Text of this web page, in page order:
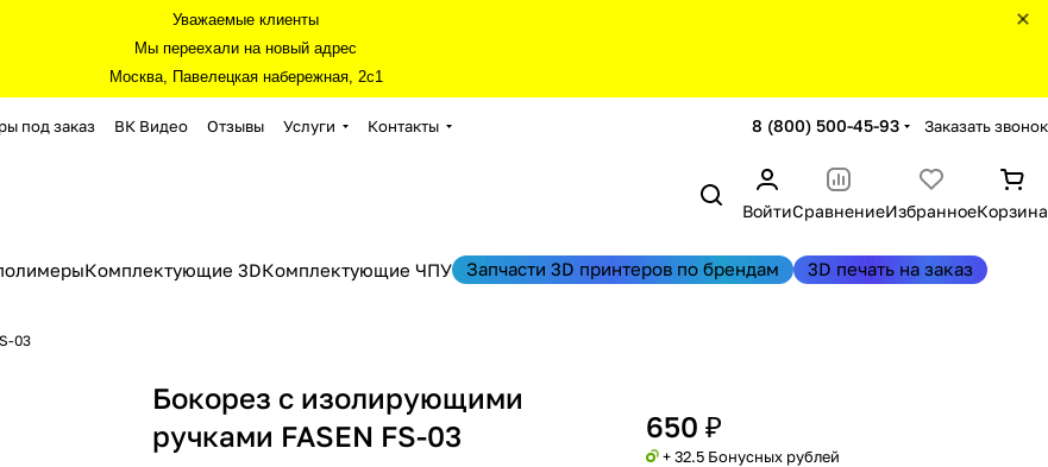
Уважаемые клиенты
Мы переехали на новый адрес
Москва, Павелецкая набережная, 2с1
под заказ ВК Видео Отзывы Услуги Контакты 8 (800) 500-45-93 Заказать звонок
ВойтиСравнениеИзбранноеКорзина
Комплектующие 3DКомплектующие ЧПУ Запчасти 3D принтеров по брендам 3D печать на заказ
03
Бокорез с изолирующими
ручками FASEN FS-03
650 ₽
+ 32.5 Бонусных рублей